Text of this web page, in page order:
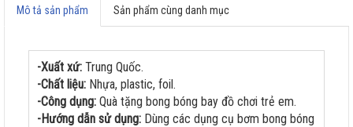
Mô tả sản phẩm Sản phẩm cùng danh mục
-Xuất xứ: Trung Quốc.
-Chất liệu: Nhựa, plastic, foil.
-Công dụng: Quà tặng bong bóng bay đồ chơi trẻ em.
-Hướng dẫn sử dụng: Dùng các dụng cụ bơm bong bóng